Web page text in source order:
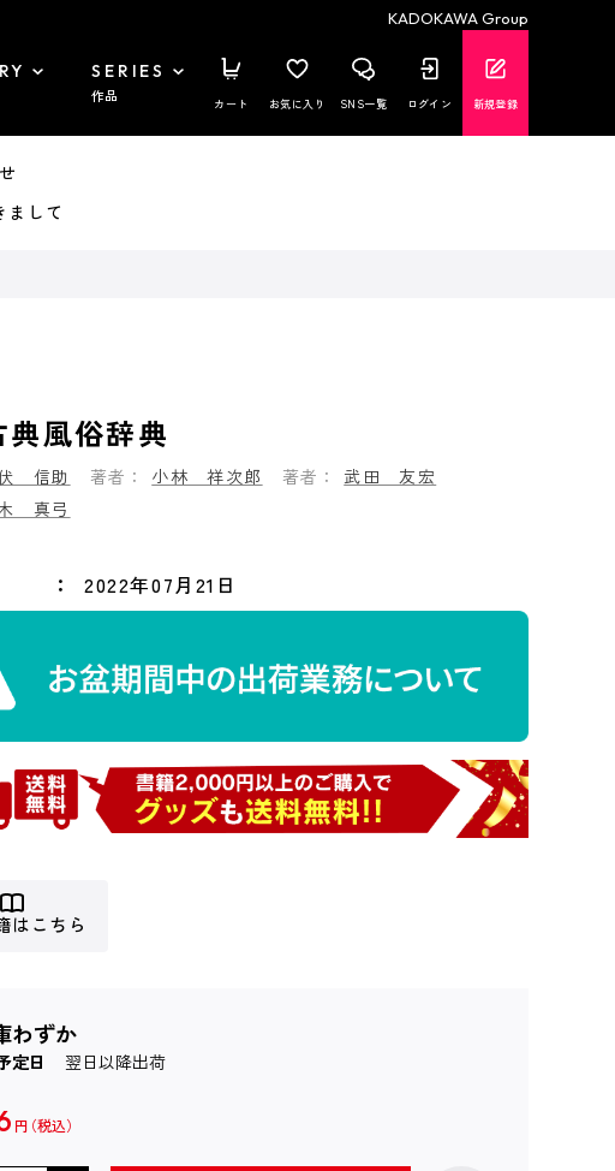
KADOKAWA Group
SERIES
作品 カート お気に入り SNS一覧 ログイン 新規登録
して
典風俗辞典
信助 著者： 小林 祥次郎 著者：
武田 友宏
真弓
2022年07月21日
はこちら
わずか
定日 翌日以降出荷
円